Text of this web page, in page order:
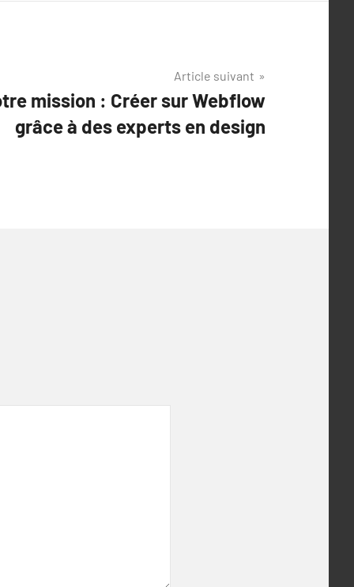
Article suivant
mission : Créer sur Webflow
grâce à des experts en design